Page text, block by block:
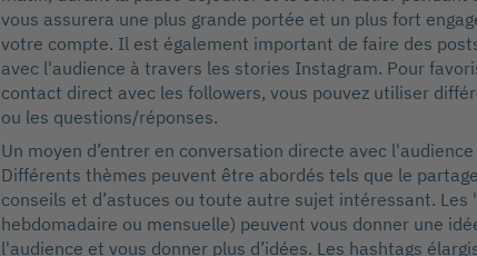
vous assurera une plus grande portée et un plus fort
votre compte. Il est également important de faire des
avec l'audience à travers les stories Instagram. Pour
contact direct avec les followers, vous pouvez utiliser
ou les questions/réponses.
Un moyen d’entrer en conversation directe avec
Différents thèmes peuvent être abordés tels que le
conseils et d’astuces ou toute autre sujet intéressant.
hebdomadaire ou mensuelle) peuvent vous donner une
l'audience et vous donner plus d’idées. Les hashtags